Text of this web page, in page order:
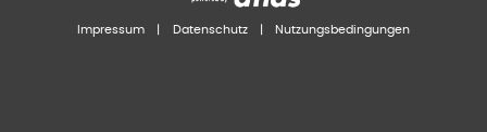
Impressum Datenschutz Nutzungsbedingungen